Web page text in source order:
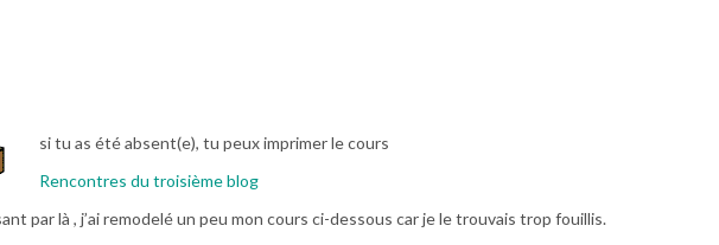
si tu as été absent(e), tu peux imprimer le cours
Rencontres du troisième blog
par là , j’ai remodelé un peu mon cours ci-dessous car je le trouvais trop fouillis.